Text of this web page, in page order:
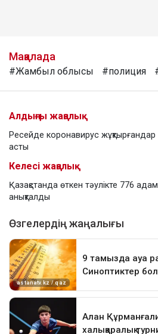
Мақалада
#Жамбыл облысы #полиция
Алдыңғы жаңалық
Ресейде коронавирус
асты
Келесі жаңалық
Қазақстанда өткен тәулікте 776
анықталды